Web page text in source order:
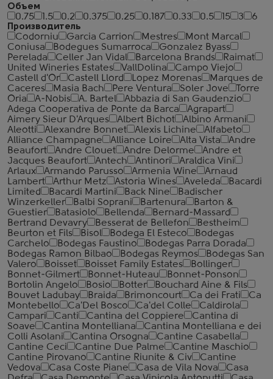
Объем
0.75
1.5 0.2 0.375 0.25 0.187 0.33 0.5 15 3
6
Производитель
Codorniu
Garcia Carrion Mestres
Mont Marcal
Coniusa
Bodegues Sumarroca
Gonzalez Byass
Perelada
Celler Jan Vidal Barcelona Brands
Raimat
United Wineries Estates
VallDolina
Campo Viejo
Castell d'Or
Castell Llord Lopez Morenas
Marques de
Caceres
Masia Bach Pere Ventura Soler Jove
Torre
Oria
A-Nobis A. Bartel
Abbazia di San Gaudenzio
Adega Cooperativa de Ponte da Barca
Agrapart
Aimery Sieur D'Arques
Albert Bichot
Albino Armani
Aleotti
Alexandre Bonnet Alexis Lichine
Alfabeto
Alliance Champagne
Alliance Loire Alta Vista
Andre
Beaufort
Andre Clouet Andre Delorme
Andre et
Jacques Beaufort
Antech Antinori
Araldica Vini
Arlaux
Armando Parusso Armenia Wine
Arnaud
Lambert
Arthur Metz Astoria Wines Aveleda
Bacardi
Limited
Bacardi Martini Back Nine
Badischer
Winzerkeller
Balbi Soprani Bartenura
Barton &
Guestier
Batasiolo Bellenda
Bernard-Massard
Bertrand Devavry
Besserat de Bellefon
Bestheim
Beurton et Fils
Bisol Bodega El Esteco
Bodegas
Carchelo
Bodegas Faustino
Bodegas Parra Dorada
Bodegas Ramon Bilbao
Bodegas Reymos
Bodegas San
Valero
Boisset Boisset Family Estates
Bollinger
Bonnet-Gilmert
Bonnet-Huteau
Bonnet-Ponson
Bortolin Angelo
Bosio Botter
Bouchard Aine & Fils
Bouvet Ladubay
Braida Brimoncourt Ca dei Frati
Ca
Montebello
Ca'Del Bosco Ca'del Colle
Caldirola
Campari
Canti Cantina del Coppiere
Cantina di
Soave
Cantina Montelliana
Cantina Montelliana e dei
Colli Asolani
Cantina Orsogna
Cantine Casabella
Cantine Ceci
Cantine Due Palme
Cantine Maschio
Cantine Pirovano
Cantine Riunite & Civ
Cantine
Vedova
Casa Coste Piane Casa de Vila Nova
Casa